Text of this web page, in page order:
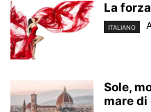
La
ITALIANO
Sole,
mare di